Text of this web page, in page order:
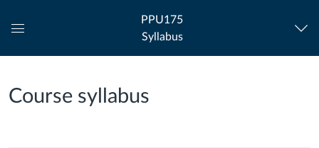
Navigation
PPU175
Syllabus
Course syllabus